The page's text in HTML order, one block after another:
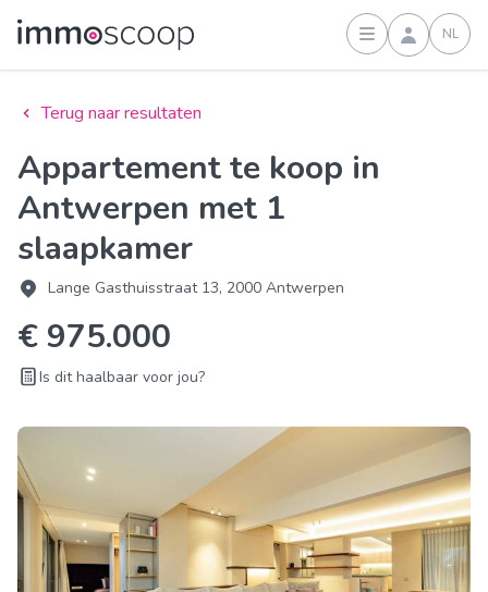
Inloggen
NL
Terug naar resultaten
Appartement te koop in
Antwerpen met 1
slaapkamer
Lange Gasthuisstraat 13, 2000 Antwerpen
€ 975.000
Is dit haalbaar voor jou?